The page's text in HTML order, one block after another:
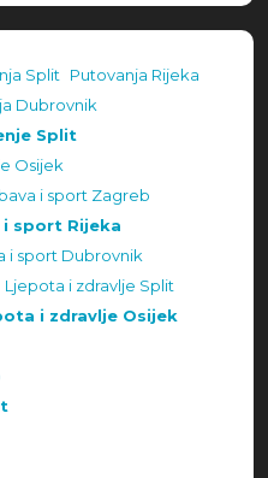
Split Putovanja Rijeka
Dubrovnik
Split
Osijek
i sport Zagreb
i sport Rijeka
i sport Dubrovnik
Ljepota i zdravlje Split
i zdravlje Osijek